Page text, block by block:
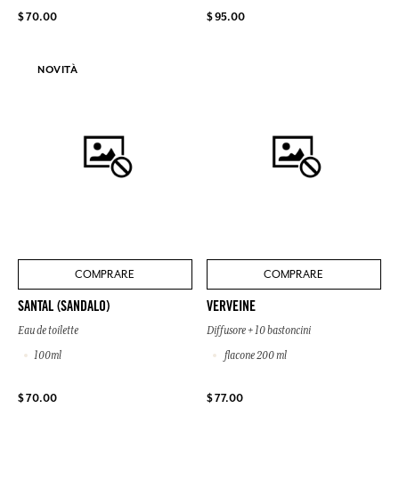
$ 70.00 $ 95.00
NOVITÀ
COMPRARE
SANTAL (SANDALO)
Eau de toilette
100ml
$ 70.00
COMPRARE
VERVEINE
Diffusore + 10 bastoncini
flacone 200 ml
$ 77.00